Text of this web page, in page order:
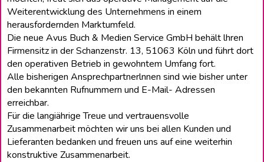
Weiterentwicklung des Unternehmens in einem
herausfordernden Marktumfeld.
Die neue Avus Buch & Medien Service GmbH behält lhren
Firmensitz in der Schanzenstr. 13, 51063 Köln und führt dort
den operativen Betrieb in gewohntem Umfang fort.
Alle bisherigen Ansprechpartnerlnnen sind wie bisher unter
den bekannten Rufnummern und E-Mail- Adressen
erreichbar.
Für die langiährige Treue und vertrauensvolle
Zusammenarbeit möchten wir uns bei allen Kunden und
Lieferanten bedanken und freuen uns auf eine weiterhin
konstruktive Zusammenarbeit.